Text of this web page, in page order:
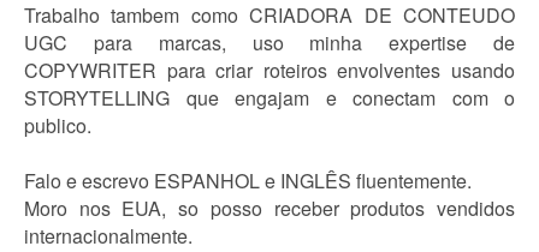
Trabalho tambem como CRIADORA DE CONTEUDO
UGC para marcas, uso minha expertise de
COPYWRITER para criar roteiros envolventes usando
STORYTELLING que engajam e conectam com o
publico.
Falo e escrevo ESPANHOL e INGLÊS fluentemente.
Moro nos EUA, so posso receber produtos vendidos
internacionalmente.